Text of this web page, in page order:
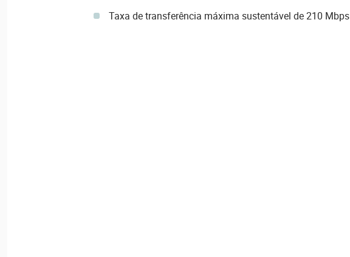
Taxa de transferência máxima sustentável de 210 Mbps